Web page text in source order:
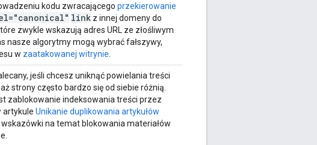
kodu zwracającego przekierowanie
link z innej domeny do
zwykle wskazują adres URL ze złośliwym
nasze algorytmy mogą wybrać fałszywy,
w zaatakowanej witrynie
jeśli chcesz uniknąć powielania treści
strony często bardzo się od siebie różnią.
zablokowanie indeksowania treści przez
artykule Unikanie duplikowania artykułów
wskazówki na temat blokowania materiałów